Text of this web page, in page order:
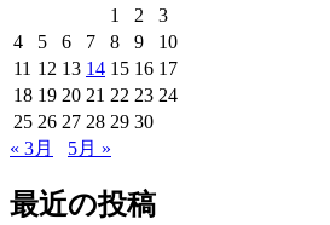
1
2
3
4
5 6 7 8 9
10
11 12 13 14 15 16 17
18 19 20 21 22 23 24
25 26 27 28 29 30
« 3月
5月 »
最近の投稿